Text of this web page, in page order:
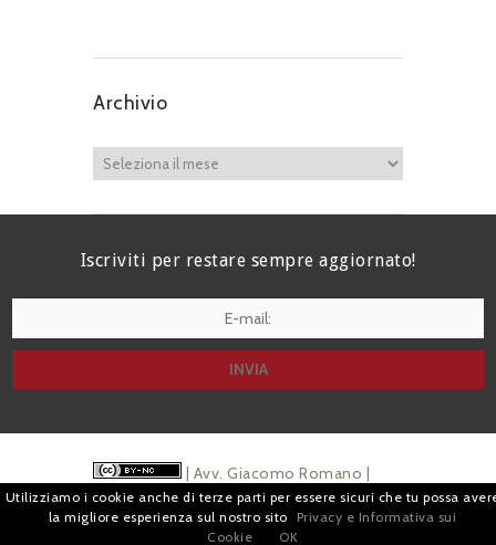
Archivio
Iscriviti per restare sempre aggiornato!
| Avv. Giacomo Romano |
Piazza di Campitelli, 2 - 00186 Roma | P.I.
Utilizziamo i cookie anche di terze parti per essere sicuri che tu possa
la migliore esperienza sul nostro sito
Privacy e Informativa sui
Cookie
OK